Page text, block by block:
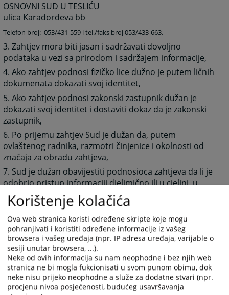
OSNOVNI SUD U TESLIĆU
ulica Karađorđeva bb
Telefon broj: 053/431-559 i tel./faks broj 053/433-663.
3. Zahtjev mora biti jasan i sadržavati dovoljno
podataka u vezi sa prirodom i sadržajem informacije,
4. Ako zahtjev podnosi fizičko lice dužno je putem ličnih
dokumenata dokazati svoj identitet,
5. Ako zahtjev podnosi zakonski zastupnik dužan je
dokazati svoj identitet i dostaviti dokaz da je zakonski
zastupnik,
6. Po prijemu zahtjev Sud je dužan da, putem
ovlaštenog radnika, razmotri činjenice i okolnosti od
značaja za obradu zahtjeva,
7. Sud je dužan obavijestiti podnosioca zahtjeva da li je
odobrio pristup informaciji djelimično ili u cjelini, u
roku od 15 dana od dana prijema zahtjeva, s tim da taj
rok može biti produžen za 7 dana u slučajevima
predviđenim u Zakonu o slobodi pristupa
informacijama,
8. Pristup informacijama obezbijediće se podnosiocu
zahtjeva na jednom od zvaničnih jezika u Bosni i
Hercegovini, kao i na originalnom jeziku koji je različit
od zvaničnih jezika, ako je to moguće,
9. Sud može odbiti zahtjev za pristup informacijama
Korištenje kolačića
Ova web stranica koristi određene skripte koje mogu
pohranjivati i koristiti određene informacije iz vašeg
browsera i vašeg uređaja (npr. IP adresa uređaja, varijable o
sesiji unutar browsera, ...).
Neke od ovih informacija su nam neophodne i bez njih web
stranica ne bi mogla fukcionisati u svom punom obimu, dok
neke nisu prijeko neophodne a služe za dodatne stvari (npr.
procjenu nivoa posjećenosti, budućeg usavršavanja